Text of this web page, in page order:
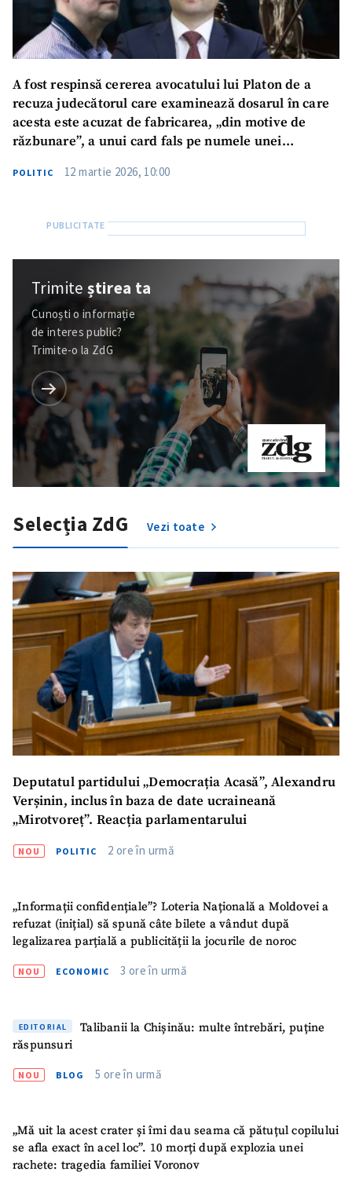
A fost respinsă cererea avocatului lui Platon de a
recuza judecătorul care examinează dosarul în care
acesta este acuzat de fabricarea, „din motive de
răzbunare”, a unui card fals pe numele unei
POLITIC 12 martie 2026, 10:00
Trimiteștirea ta
Cunoști o informație
de interes public?
Trimite-o la ZdG
Selecția ZdG Vezi toate
Deputatul partidului „Democrația Acasă”, Alexandru
Verșinin, inclus în baza de date ucraineană
„Mirotvoreț”. Reacția parlamentarului
NOU POLITIC 2 ore în urmă
„Informații confidențiale”? Loteria Națională a Moldovei a
refuzat (inițial) să spună câte bilete a vândut după
legalizarea parțială a publicității la jocurile de noroc
NOU ECONOMIC 3 ore în urmă
EDITORIAL
Talibanii la Chișinău: multe întrebări, puține
răspunsuri
NOU BLOG 5 ore în urmă
„Mă uit la acest crater și îmi dau seama că pătuțul copilului
se afla exact în acel loc”. 10 morți după explozia unei
rachete: tragedia familiei Voronov